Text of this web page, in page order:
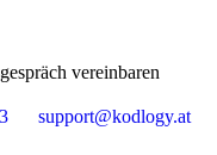
vereinbaren
support@kodlogy.at